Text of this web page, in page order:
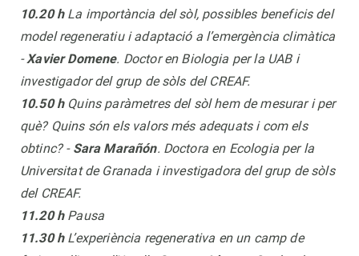
10.20 hLa importància del sòl, possibles beneficis del
model regeneratiu i adaptació a l’emergència climàtica
-Xavier Domene. Doctor en Biologia per la UAB i
investigador del grup de sòls del CREAF.
10.50 hQuins paràmetres del sòl hem de mesurar i per
què? Quins són els valors més adequats i com els
obtinc? - Sara Marañón. Doctora en Ecologia per la
Universitat de Granada i investigadora del grup de sòls
del CREAF.
11.20 hPausa
11.30 h L’experiència regenerativa en un camp de